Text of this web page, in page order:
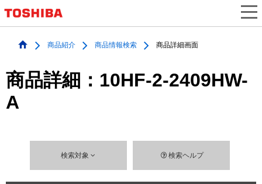
商品紹介 商品情報検索 商品詳細画面
商品詳細：10HF-2-2409HW-
A
検索対象 検索ヘルプ